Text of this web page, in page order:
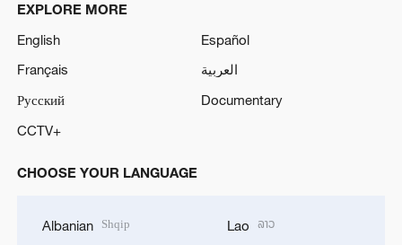
EXPLORE MORE
English
Español
Français
العربية
Русский
Documentary
CCTV+
CHOOSE YOUR LANGUAGE
Albanian Shqip Lao ລາວ